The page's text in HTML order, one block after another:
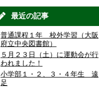
最近の記事
普通課程１年 校外学習（大阪
府立中央図書館）
５月２３日（土）に運動会が行
われました！
小学部１・２、３・４年生 遠
足